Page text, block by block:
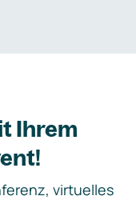
Ihrem
virtuelles